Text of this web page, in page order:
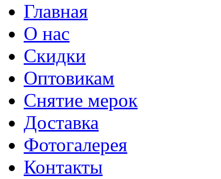
Главная
О нас
Скидки
Оптовикам
Снятие мерок
Доставка
Фотогалерея
Контакты